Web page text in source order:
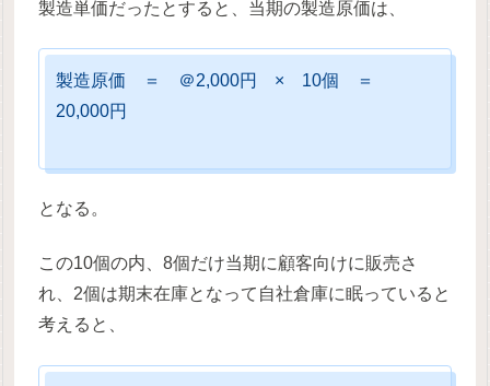
製造単価だったとすると、当期の製造原価は、
製造原価 ＝ ＠2,000円 × 10個 ＝
20,000円
となる。
この10個の内、8個だけ当期に顧客向けに販売さ
れ、2個は期末在庫となって自社倉庫に眠っていると
考えると、